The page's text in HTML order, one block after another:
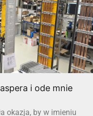
i ode mnie
okazja, by w imieniu